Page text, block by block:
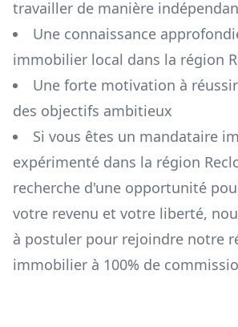
travailler de manière
Une connaissance
immobilier local dans la région
Une forte motivation à
des objectifs ambitieux
Si vous êtes un mandataire
expérimenté dans la région
recherche d'une opportunité
votre revenu et votre liberté,
à postuler pour rejoindre notre
immobilier à 100% de